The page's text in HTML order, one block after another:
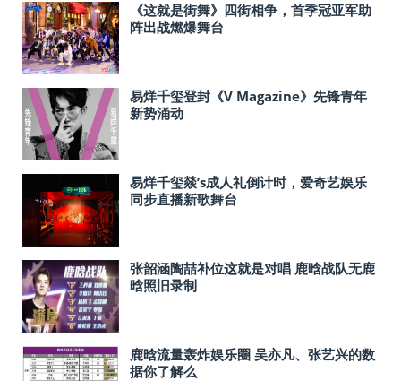
《这就是街舞》四街相争，首季冠亚军助
阵出战燃爆舞台
易烊千玺登封《V Magazine》先锋青年
新势涌动
易烊千玺燚’s成人礼倒计时，爱奇艺娱乐
同步直播新歌舞台
张韶涵陶喆补位这就是对唱 鹿晗战队无鹿
晗照旧录制
鹿晗流量轰炸娱乐圈 吴亦凡、张艺兴的数
据你了解么